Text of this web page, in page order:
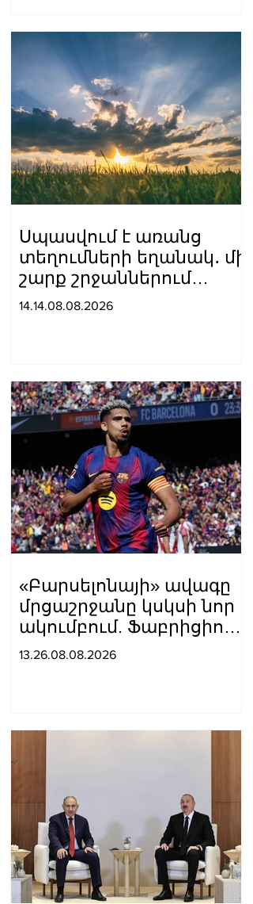
Սպասվում է առանց
տեղումների եղանակ․ մի
շարք շրջաններում
սպասվում է բարձր
14.14.08.08.2026
«Բարսելոնայի» ավագը
մրցաշրջանը կսկսի նոր
ակումբում. Ֆաբրիցիո
Ռոմանո
13.26.08.08.2026